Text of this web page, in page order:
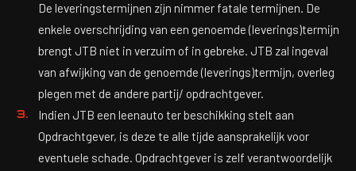
De leveringstermijnen zijn nimmer fatale termijnen. De
enkele overschrijding van een genoemde (leverings)termijn
brengt JTB niet in verzuim of in gebreke. JTB zal ingeval
van afwijking van de genoemde (leverings)termijn, overleg
plegen met de andere partij/ opdrachtgever.
Indien JTB een leenauto ter beschikking stelt aan
Opdrachtgever, is deze te alle tijde aansprakelijk voor
eventuele schade. Opdrachtgever is zelf verantwoordelijk